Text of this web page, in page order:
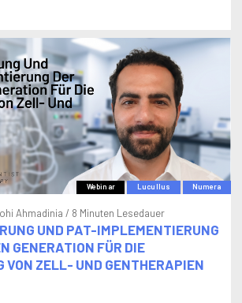
Webinar Lucullus Numera
Ahmadinia / 8 Minuten Lesedauer
UND PAT-IMPLEMENTIERUNG
GENERATION FÜR DIE
VON ZELL- UND GENTHERAPIEN